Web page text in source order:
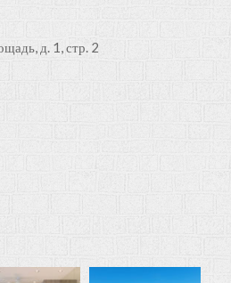
д. 1, стр. 2